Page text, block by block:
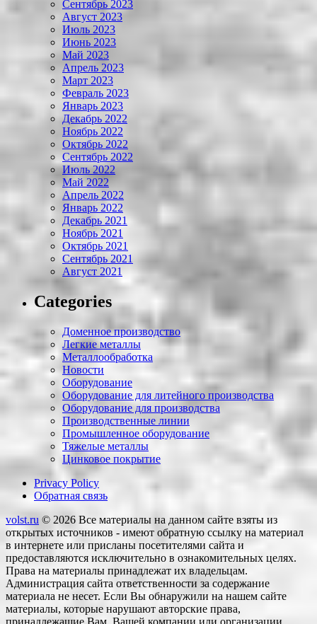
Сентябрь 2023
Август 2023
Июль 2023
Июнь 2023
Май 2023
Апрель 2023
Март 2023
Февраль 2023
Январь 2023
Декабрь 2022
Ноябрь 2022
Октябрь 2022
Сентябрь 2022
Июль 2022
Май 2022
Апрель 2022
Январь 2022
Декабрь 2021
Ноябрь 2021
Октябрь 2021
Сентябрь 2021
Август 2021
Categories
Доменное производство
Легкие металлы
Металлообработка
Новости
Оборудование
Оборудование для литейного производства
Оборудование для производства
Производственные линии
Промышленное оборудование
Тяжелые металлы
Цинковое покрытие
Privacy Policy
Обратная связь
volst.ru © 2026 Все материалы на данном сайте взяты из
открытых источников - имеют обратную ссылку на материал
в интернете или присланы посетителями сайта и
предоставляются исключительно в ознакомительных целях.
Права на материалы принадлежат их владельцам.
Администрация сайта ответственности за содержание
материала не несет. Если Вы обнаружили на нашем сайте
материалы, которые нарушают авторские права,
принадлежащие Вам, Вашей компании или организации,